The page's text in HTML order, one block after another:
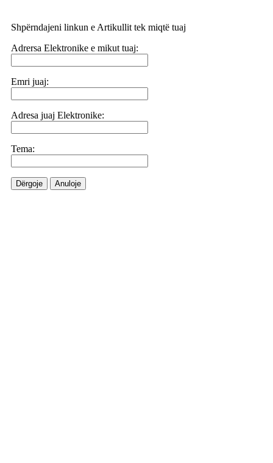
Shpërndajeni linkun e Artikullit tek miqtë tuaj
Adrersa Elektronike e mikut tuaj:
Emri juaj:
Adresa juaj Elektronike:
Tema:
Dërgoje Anuloje